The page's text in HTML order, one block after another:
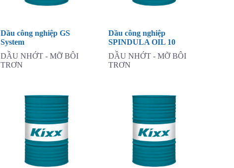
Dầu công nghiệp GS
System
DẦU NHỚT - MỠ BÔI
TRƠN
Dầu công nghiệp
SPINDULA OIL 10
DẦU NHỚT - MỠ BÔI
TRƠN